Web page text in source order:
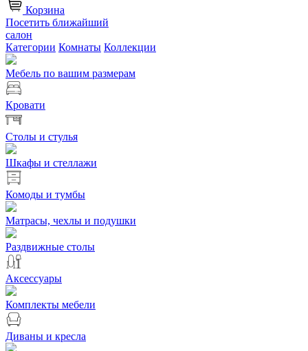
Корзина
Посетить ближайший
салон
Категории Комнаты Коллекции
Мебель по вашим размерам
Кровати
Столы и стулья
Шкафы и стеллажи
Комоды и тумбы
Матрасы, чехлы и подушки
Раздвижные столы
Аксессуары
Комплекты мебели
Диваны и кресла